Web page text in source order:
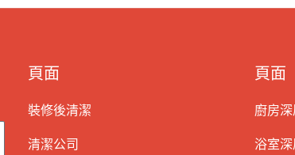
頁面
裝修後清潔
清潔公司
頁面
廚房
浴室